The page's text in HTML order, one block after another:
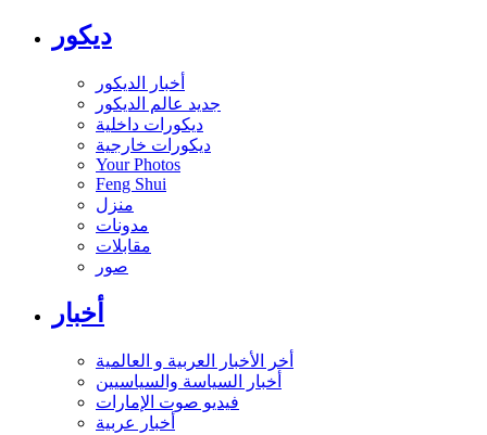
ديكور
أخبار الديكور
جديد عالم الديكور
ديكورات داخلية
ديكورات خارجية
Your Photos
Feng Shui
منزل
مدونات
مقابلات
صور
أخبار
أخر الأخبار العربية و العالمية
أخبار السياسة والسياسيين
فيديو صوت الإمارات
أخبار عربية